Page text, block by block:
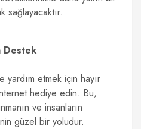
sağlayacaktır.
Destek
yardım etmek için hayır
hediye edin. Bu,
ve insanların
güzel bir yoludur.